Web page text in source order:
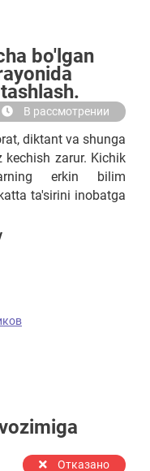
bo'lgan
В рассмотрении
diktant va shunga
zarur. Kichik
erkin bilim
ta'sirini inobatga
ustun ko'rish
ta'limda
tizimi o'rniga
mehrini uyg'otish
hadya sifatida
orqali ularning
Отказано